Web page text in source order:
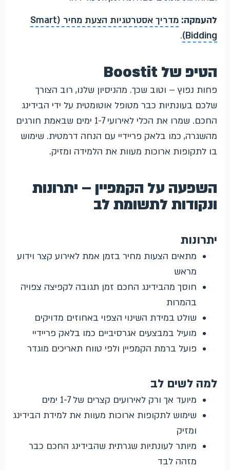
להעמקה:
מדריך אסטרטגיות הצעת מחיר (Smart
Bidding)
.
הטיפ של Boostit
פחות נפוץ – וטוב שכך. מהניסיון שלנו, רוב הצורך
שלכם בעונתיות כבר מטופל אוטומטית על ידי הבידינג
החכם. שמרו את הכלי לאירועי 1-7 ימים שבאמת חורגים
מהשגרה, כמו בלאק פריידיי עם הנחה דרמטית. שימוש
בו לתקופות ארוכות מעוות את הלמידה ומזיק.
השפעה על הקמפיין – יתרונות
ונקודות לתשומת לב
יתרונות
מתאים הצעות מחיר בזמן אמת לאירוע קצר וידוע
מראש
חוסך מהבידינג החכם זמן תגובה לקפיצה צפויה
בהמרות
שולט במידת השינוי הצפוי באחוזים מדויקים
מועיל במבצעים אגרסיביים כמו בלאק פריידיי
פועל ברמת הקמפיין ולפי טווח תאריכים מוגדר
למה לשים לב
מיועד אך ורק לאירועים קצרים של 1-7 ימים
שימוש לתקופות ארוכות מעוות את למידת הבידינג
ומזיק
מיותר לעונתיות שגרתית שהבידינג החכם כבר
מזהה לבד